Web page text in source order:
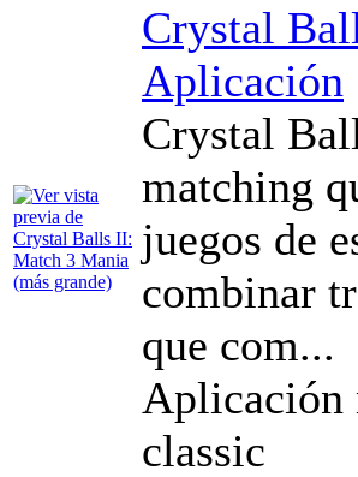
Crystal
Aplicación
Crystal
matching
juegos de
combinar
que com...
Aplicación
classic